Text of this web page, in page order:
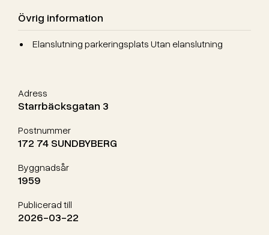
Övrig information
Elanslutning parkeringsplats Utan elanslutning
Adress
Starrbäcksgatan 3
Postnummer
172 74 SUNDBYBERG
Byggnadsår
1959
Publicerad till
2026-03-22